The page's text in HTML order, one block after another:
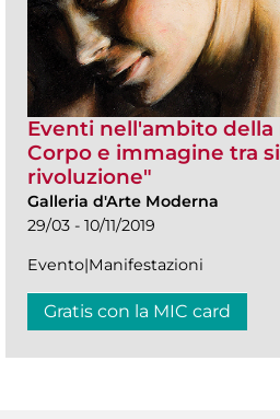
Eventi nell'ambito della
Corpo e immagine tra
rivoluzione"
Galleria d'Arte Moderna
29/03 - 10/11/2019
Evento|Manifestazioni
Gratis con la MIC card